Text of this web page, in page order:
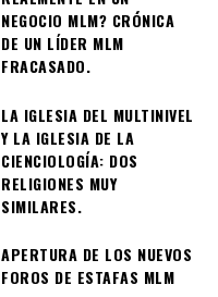
NEGOCIO MLM? CRÓNICA
DE UN LÍDER MLM
FRACASADO.
LA IGLESIA DEL MULTINIVEL
Y LA IGLESIA DE LA
CIENCIOLOGÍA: DOS
RELIGIONES MUY
SIMILARES.
APERTURA DE LOS NUEVOS
FOROS DE ESTAFAS MLM